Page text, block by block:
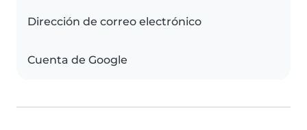
Dirección de correo electrónico
Cuenta de Google